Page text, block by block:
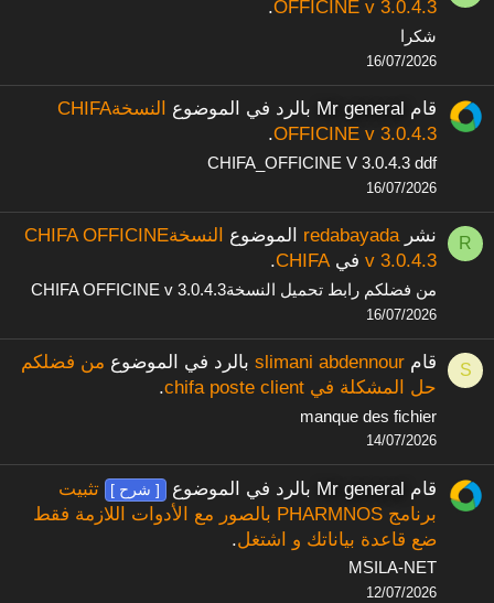
OFFICINE v 3.0.4.3
.
شكرا
16/07/2026
قام Mr general بالرد في الموضوع
النسخةCHIFA
OFFICINE v 3.0.4.3
.
CHIFA_OFFICINE V 3.0.4.3 ddf
16/07/2026
R نشرredabayada الموضوع
النسخةCHIFA OFFICINE
v 3.0.4.3 فيCHIFA
.
من فضلكم رابط تحميل النسخةCHIFA OFFICINE v 3.0.4.3
16/07/2026
S قام slimani abdennour بالرد في الموضوع من فضلكم
حل المشكلة في chifa poste client
.
manque des fichier
14/07/2026
قام Mr general بالرد في الموضوع [ شرح ]
تثبيت
برنامج PHARMNOS بالصور مع الأدوات اللازمة فقط
ضع قاعدة بياناتك و اشتغل.
MSILA-NET
12/07/2026